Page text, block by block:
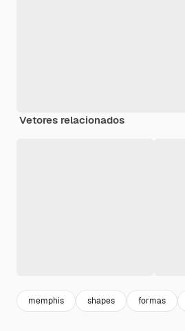
Vetores relacionados
memphis shapes formas